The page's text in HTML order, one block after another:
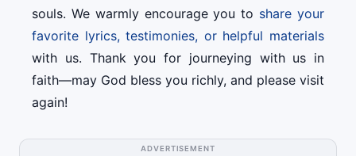
souls. We warmly encourage you to share your
favorite lyrics, testimonies, or helpful materials
with us. Thank you for journeying with us in
faith—may God bless you richly, and please visit
again!
ADVERTISEMENT